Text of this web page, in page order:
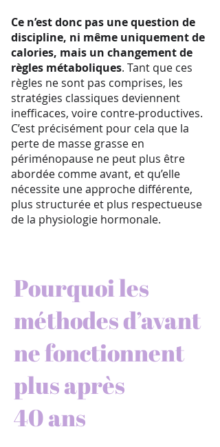
Ce n’est donc pas une question de
discipline, ni même uniquement de
calories, mais un changement de
règles métaboliques. Tant que ces
règles ne sont pas comprises, les
stratégies classiques deviennent
inefficaces, voire contre-productives.
C’est précisément pour cela que la
perte de masse grasse en
périménopause ne peut plus être
abordée comme avant, et qu’elle
nécessite une approche différente,
plus structurée et plus respectueuse
de la physiologie hormonale.
Pourquoi les
méthodes d’avant
ne fonctionnent
plus après
40 ans